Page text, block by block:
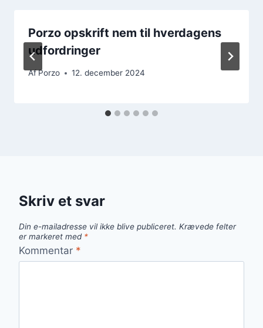
Porzo opskrift nem til hverdagens
udfordringer
AfPorzo 12. december 2024
Skriv et svar
Din e-mailadresse vil ikke blive publiceret. Krævede felter
er markeret med *
Kommentar *